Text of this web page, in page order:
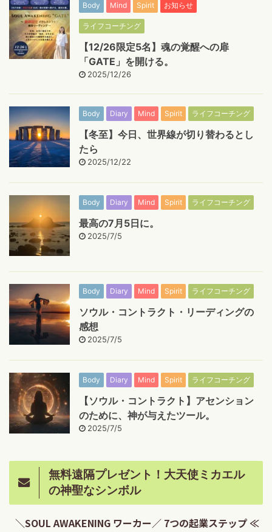
Body Mind Spirit お知らせ
ライフコーチング
【12/26限定5名】魂の覚醒への扉
「GATE」を開ける。
2025/12/26
Body Diary Mind Spirit ライフコーチング
【冬至】今日、世界線が切り替わるとし
たら
2025/12/22
Body Diary Mind Spirit ライフコーチング
最高の7月5日に。
2025/7/5
Body Diary Mind Spirit ライフコーチング
ソウル・コントラクト・リーディングの
感想
2025/7/5
Body Diary Mind Spirit ライフコーチング
【ソウル・コントラクト】アセンション
のために、神が与えたツール。
2025/7/5
無料遠隔プレゼント！大天使ミカエル
の神聖なシンボル
＼SOUL AWAKENING ワーカー／ 7つの起業ステップ ≪